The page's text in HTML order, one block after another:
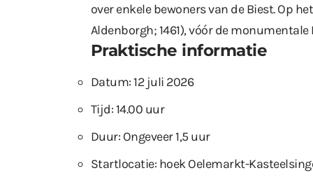
over enkele bewoners van de Biest. Op
Aldenborgh; 1461), vóór de
Praktische informatie
Datum: 12 juli 2026
Tijd: 14.00 uur
Duur: Ongeveer 1,5 uur
Startlocatie: hoek Oelemarkt-